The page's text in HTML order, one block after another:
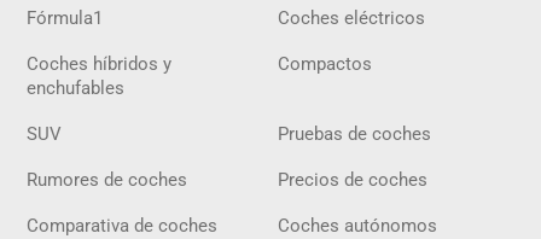
Fórmula1 Coches eléctricos
Coches híbridos y
enchufables
Compactos
SUV Pruebas de coches
Rumores de coches Precios de coches
Comparativa de coches Coches autónomos